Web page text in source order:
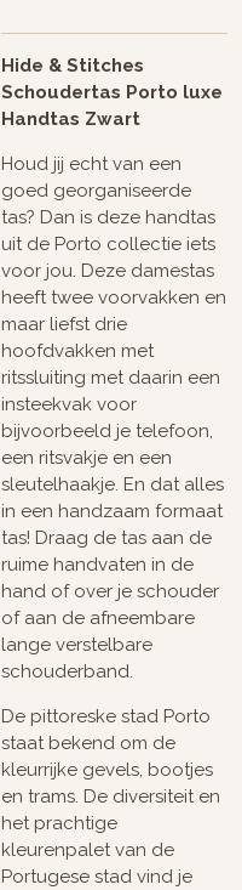
Hide & Stitches
Schoudertas Porto luxe
Handtas Zwart
Houd jij echt van een
goed georganiseerde
tas? Dan is deze handtas
uit de Porto collectie iets
voor jou. Deze damestas
heeft twee voorvakken en
maar liefst drie
hoofdvakken met
ritssluiting met daarin een
insteekvak voor
bijvoorbeeld je telefoon,
een ritsvakje en een
sleutelhaakje. En dat alles
in een handzaam formaat
tas! Draag de tas aan de
ruime handvaten in de
hand of over je schouder
of aan de afneembare
lange verstelbare
schouderband.
De pittoreske stad Porto
staat bekend om de
kleurrijke gevels, bootjes
en trams. De diversiteit en
het prachtige
kleurenpalet van de
Portugese stad vind je